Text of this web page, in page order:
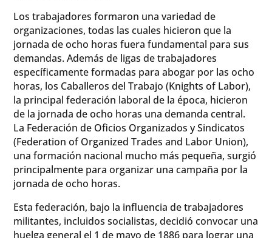
Los trabajadores formaron una variedad de
organizaciones, todas las cuales hicieron que la
jornada de ocho horas fuera fundamental para sus
demandas. Además de ligas de trabajadores
específicamente formadas para abogar por las ocho
horas, los Caballeros del Trabajo (Knights of Labor),
la principal federación laboral de la época, hicieron
de la jornada de ocho horas una demanda central.
La Federación de Oficios Organizados y Sindicatos
(Federation of Organized Trades and Labor Union),
una formación nacional mucho más pequeña, surgió
principalmente para organizar una campaña por la
jornada de ocho horas.
Esta federación, bajo la influencia de trabajadores
militantes, incluidos socialistas, decidió convocar una
huelga general el 1 de mayo de 1886 para lograr una